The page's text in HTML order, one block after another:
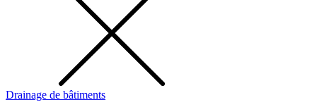
Drainage de bâtiments